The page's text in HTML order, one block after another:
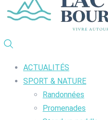
ACTUALITÉS
SPORT & NATURE
Randonnées
Promenades